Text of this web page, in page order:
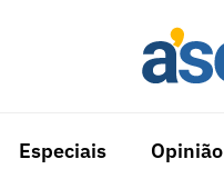
Especiais Opinião